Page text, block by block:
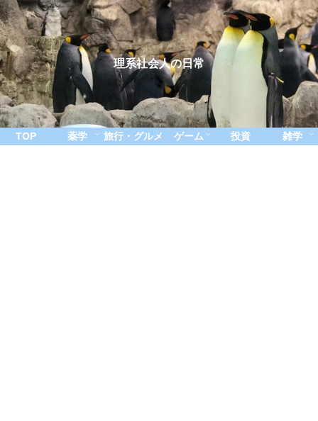
理系社会人の日常
TOP 薬学 旅行・グルメ ゲーム 投資 雑学